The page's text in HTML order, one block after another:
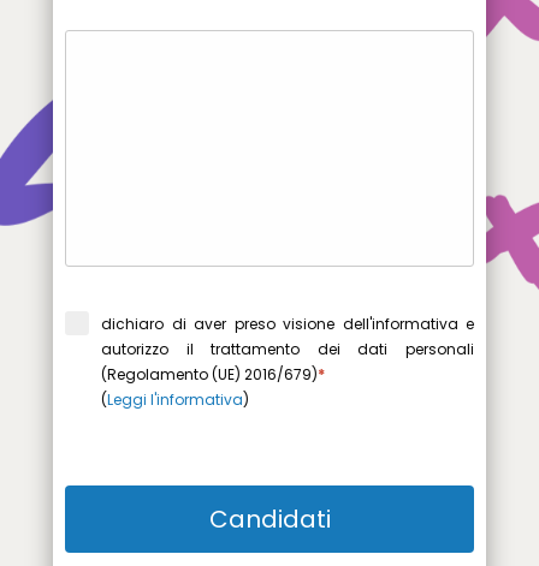
dichiaro di aver preso visione dell'informativa e
autorizzo il trattamento dei dati personali
(Regolamento (UE) 2016/679)*
(Leggi l'informativa)
Candidati